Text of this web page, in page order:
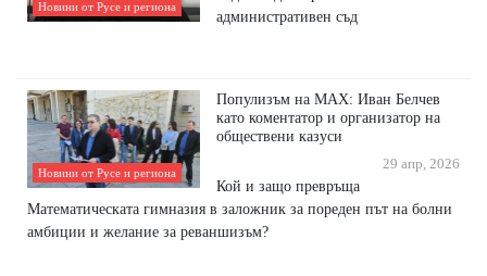
Новини от Русе и региона
административен съд
Новини от Русе и региона
Популизъм на MAX: Иван Белчев
като коментатор и организатор на
обществени казуси
29 апр, 2026
Кой и защо превръща
Математическата гимназия в заложник за пореден път на болни
амбиции и желание за реваншизъм?